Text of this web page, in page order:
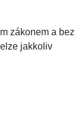
zákonem a bez
jakkoliv